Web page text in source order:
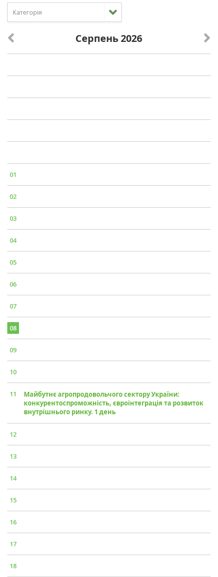
Категорія
Серпень 2026
01
02
03
04
05
06
07
08
09
10
11
Майбутнє агропродовольчого сектору України:
конкурентоспроможність, євроінтеграція та розвиток
внутрішнього ринку. 1 день
12
13
14
15
16
17
18